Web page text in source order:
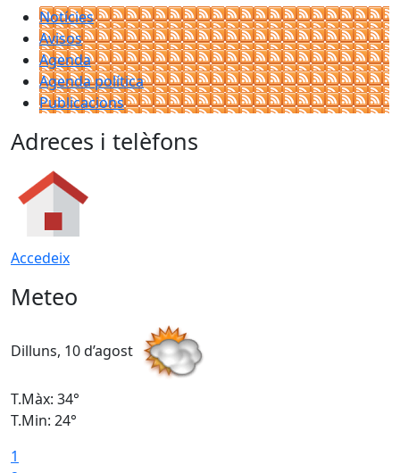
Notícies
Avisos
Agenda
Agenda política
Publicacions
Adreces i telèfons
Accedeix
Meteo
Dilluns, 10 d’agost
T.Màx: 34°
T.Min: 24°
1